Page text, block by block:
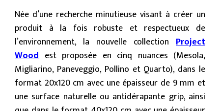
Née d’une recherche minutieuse visant à créer un
produit à la fois robuste et respectueux de
l’environnement, la nouvelle collection Project
Wood est proposée en cinq nuances (Mesola,
Migliarino, Paneveggio, Pollino et Quarto), dans le
format 20x120 cm avec une épaisseur de 9 mm et
une surface naturelle ou antidérapante grip, ainsi